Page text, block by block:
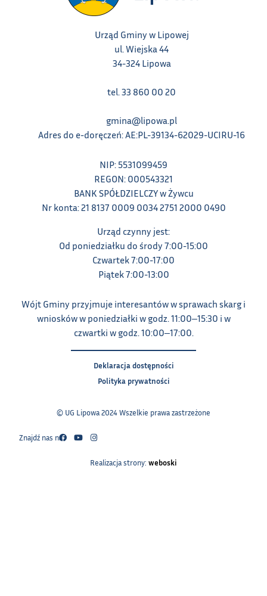
Urząd Gminy w Lipowej
ul. Wiejska 44
34-324 Lipowa
tel. 33 860 00 20
gmina@lipowa.pl
Adres do e-doręczeń: AE:PL-39134-62029-UCIRU-16
NIP: 5531099459
REGON: 000543321
BANK SPÓŁDZIELCZY w Żywcu
Nr konta: 21 8137 0009 0034 2751 2000 0490
Urząd czynny jest:
Od poniedziałku do środy 7:00-15:00
Czwartek 7:00-17:00
Piątek 7:00-13:00
Wójt Gminy przyjmuje interesantów w sprawach skarg i
wniosków w poniedziałki w godz. 11:00‒15:30 i w
czwartki w godz. 10:00‒17:00.
Deklaracja dostępności
Polityka prywatności
© UG Lipowa 2024 Wszelkie prawa zastrzeżone
Znajdź nas na:
Realizacja strony: weboski